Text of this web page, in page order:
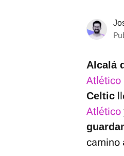
Alcalá
Atlético
Celtic
Atlético
camino